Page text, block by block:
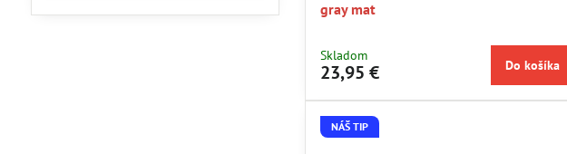
gray mat
Skladom
23,95 € Do košíka
NÁŠ TIP
filtra